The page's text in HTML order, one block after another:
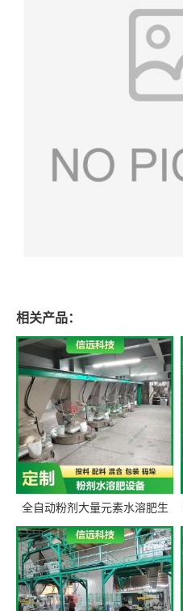
相关产品：
全自动粉剂大量元素水溶肥生
产设备 信远科技肥料生产设备
源头厂家